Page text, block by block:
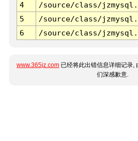
4
/source/class/
5
/source/class/
6
/source/class/
www.365jz.com 已经将此出错信息详细记录,
们深感歉意.